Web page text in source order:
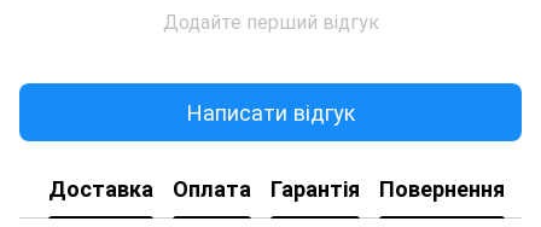
Додайте перший відгук
Написати відгук
Доставка Оплата Гарантія Повернення